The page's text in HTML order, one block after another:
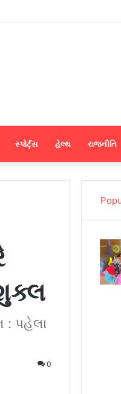
આધુનિક ગારમેન્ટ યુનિટ્સને
સ્પોર્ટ્સ હેલ્થ રાજનીતિ
: પહેલા
0